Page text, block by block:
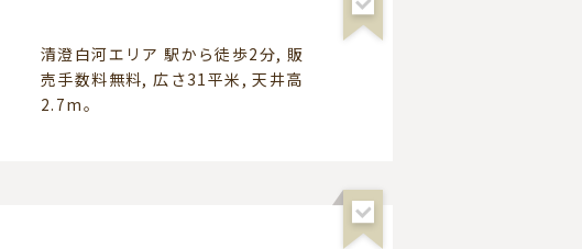
清澄白河エリア 駅から徒歩2分, 販
売手数料無料, 広さ31平米, 天井高
2.7m。